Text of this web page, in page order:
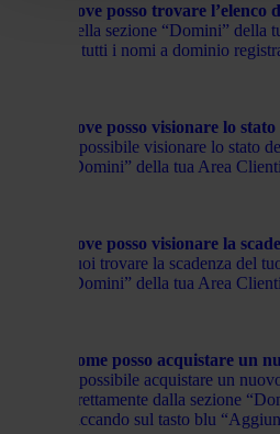
Dove posso trovare l’elenco
Nella sezione “Domini” della
di tutti i nomi a dominio
Dove posso visionare lo
È possibile visionare lo stato
“Domini” della tua Area
Dove posso visionare la
Puoi trovare la scadenza del
“Domini” della tua Area
Come posso acquistare un
È possibile acquistare un
direttamente dalla sezione
cliccando sul tasto blu